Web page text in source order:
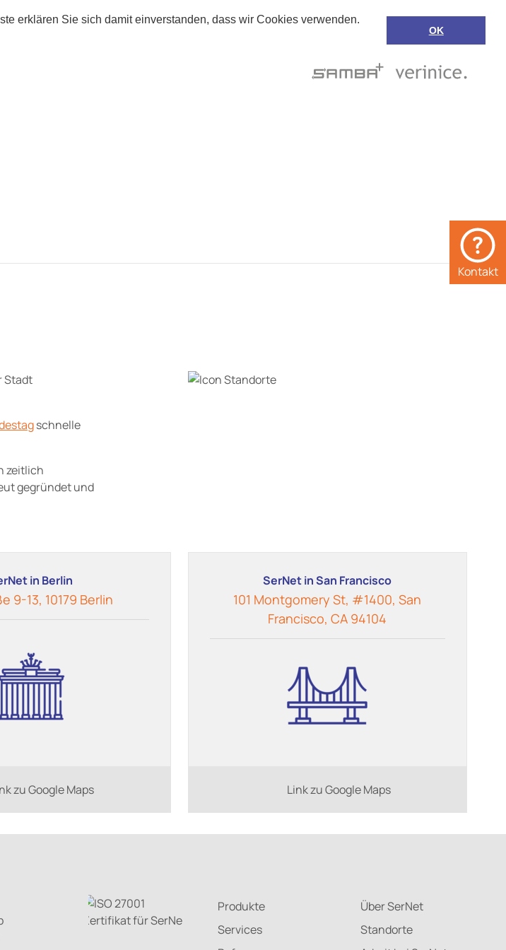
erklären Sie sich damit einverstanden, dass wir Cookies verwenden.
OK
Support
Stadt
schnelle
zeitlich
gegründet und
in Berlin
9-13, 10179 Berlin
zu Google Maps
SerNet in San Francisco
101 Montgomery St, #1400, San
Francisco, CA 94104
Link zu Google Maps
Produkte
Services
Über SerNet
Standorte
Kontakt